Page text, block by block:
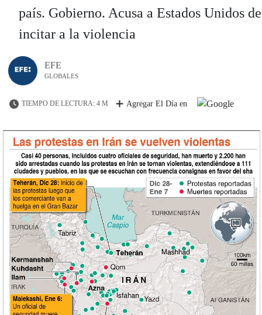
país. Gobierno. Acusa a Estados Unidos de
incitar a la violencia
EFE
GLOBALES
TIEMPO DE LECTURA: 4 M Agregar El Día en